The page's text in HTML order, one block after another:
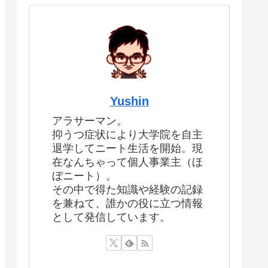
Yushin
アラサーマン。
抑うつ症状により大学院を自主
退学してニート生活を開始。現
在なんちゃって個人事業主（ほ
ぼニート）。
その中で得た知識や経験の記録
を兼ねて、誰かの役に立つ情報
として発信しています。